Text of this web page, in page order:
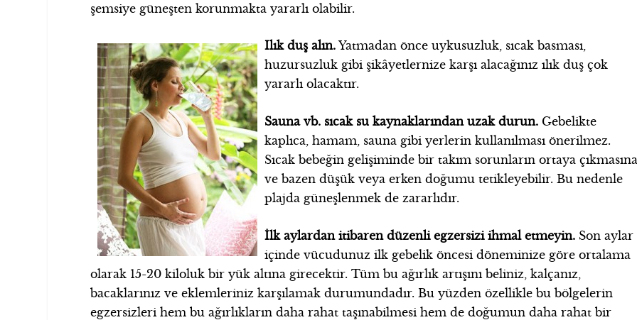
şemsiye güneşten korunmakta yararlı olabilir.
Ilık duş alın. Yatmadan önce uykusuzluk, sıcak basması,
huzursuzluk gibi şikâyetlernize karşı alacağınız ılık duş çok
yararlı olacaktır.
Sauna vb. sıcak su kaynaklarından uzak durun. Gebelikte
kaplıca, hamam, sauna gibi yerlerin kullanılması önerilmez.
Sıcak bebeğin gelişiminde bir takım sorunların ortaya
ve bazen düşük veya erken doğumu tetikleyebilir. Bu nedenle
plajda güneşlenmek de zararlıdır.
İlk aylardan itibaren düzenli egzersizi ihmal etmeyin. Son aylar
içinde vücudunuz ilk gebelik öncesi döneminize göre ortalama
olarak 15-20 kiloluk bir yük altına girecektir. Tüm bu ağırlık artışını beliniz, kalçanız,
bacaklarınız ve eklemleriniz karşılamak durumundadır. Bu yüzden özellikle bu bölgelerin
egzersizleri hem bu ağırlıkların daha rahat taşınabilmesi hem de doğumun daha rahat bir